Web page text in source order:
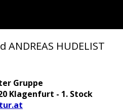
ANDREAS HUDELIST
Gruppe
Klagenfurt - 1. Stock